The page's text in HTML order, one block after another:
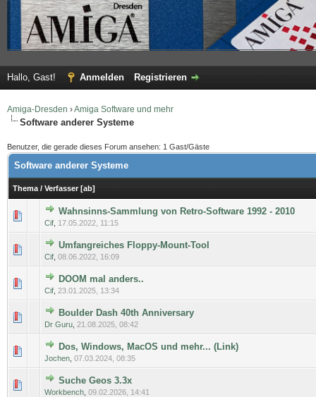
Hallo, Gast! Anmelden Registrieren
Amiga-Dresden ›Amiga Software und mehr
Software anderer Systeme
Benutzer, die gerade dieses Forum ansehen: 1 Gast/Gäste
Software anderer Systeme
Thema / Verfasser [ab]
Wahnsinns-Sammlung von Retro-Software 1992 - 2010
Cif 17.05.2022, 11:15
0 Bewertung(en) - 0 von 5 durchschnittlich
12 345
Umfangreiches Floppy-Mount-Tool
Cif 08.06.2022, 16:09
0 Bewertung(en) - 0 von 5 durchschnittlich
12345
DOOM mal anders..
Cif 23.01.2025, 13:34
0 Bewertung(en) - 0 von 5 durchschnittlich
Boulder Dash 40th Anniversary
Dr Guru 21.08.2025, 08:42
0 Bewertung(en) - 0 von 5 durchschnittlich
12345
Dos, Windows, MacOS und mehr... (Link)
Jochen 07.03.2024, 08:35
0 Bewertung(en) - 0 von 5 durchschnittlich
12 345
Suche Geos 3.3x
Workbench 09.02.2026, 14:41
0 Bewertung(en) - 0 von 5 durchschnittlich